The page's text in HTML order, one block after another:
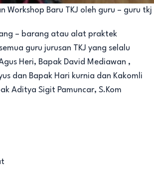
Workshop Baru TKJ oleh guru – guru tkj
– barang atau alat praktek
guru jurusan TKJ yang selalu
Heri, Bapak David Mediawan ,
dan Bapak Hari kurnia dan Kakomli
Aditya Sigit Pamuncar, S.Kom